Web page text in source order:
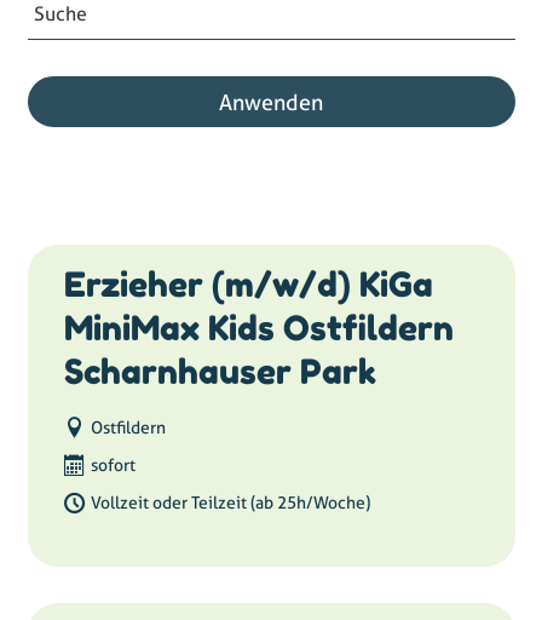
Suche
Anwenden
Erzieher (m/w/d) KiGa
MiniMax Kids Ostfildern
Scharnhauser Park
Ostfildern
sofort
Vollzeit oder Teilzeit (ab 25h/Woche)